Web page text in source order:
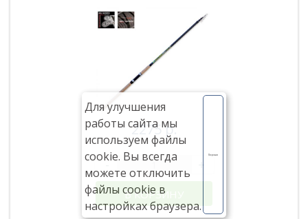
2275 р.
-
В КОРЗИНУ
Для улучшения
работы сайта мы
используем файлы
cookie. Вы всегда
можете отключить
файлы cookie в
настройках браузера.
Хорошо